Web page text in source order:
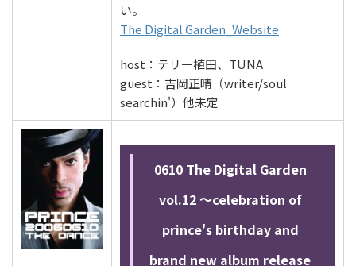
い。
The Digital Garden_Website
host：テリー植田、TUNA
guest：吉岡正晴（writer/soul
searchin'）他未定
0610 The Digital Garden
vol.12 ～celebration of
prince's birthday and
brand new album release